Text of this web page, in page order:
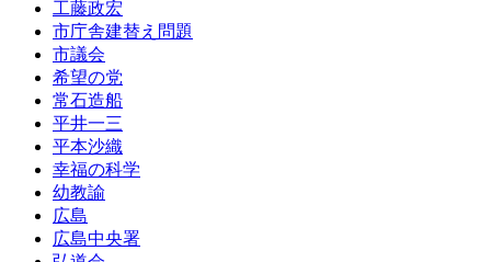
工藤政宏
市庁舎建替え問題
市議会
希望の党
常石造船
平井一三
平本沙織
幸福の科学
幼教諭
広島
広島中央署